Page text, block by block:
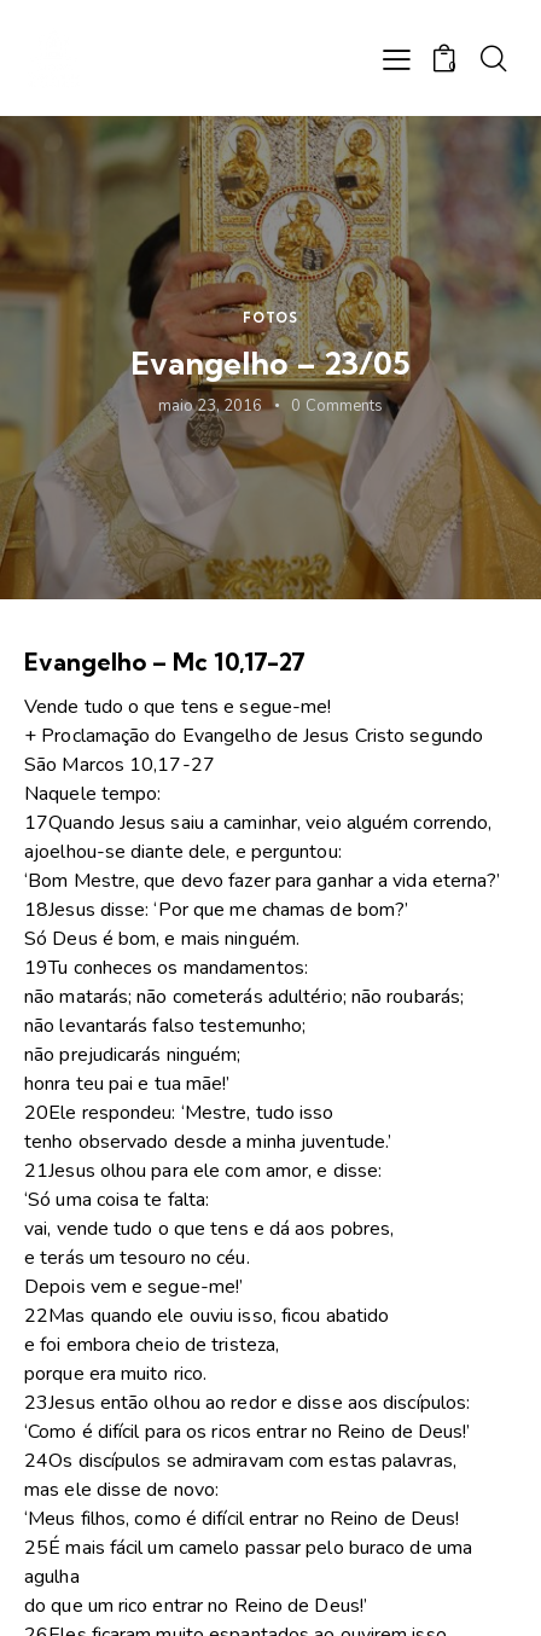
0
FOTOS
Evangelho – 23/05
maio 23, 2016 0 Comments
Evangelho – Mc 10,17-27
Vende tudo o que tens e segue-me!
+ Proclamação do Evangelho de Jesus Cristo segundo
São Marcos 10,17-27
Naquele tempo:
17Quando Jesus saiu a caminhar, veio alguém correndo,
ajoelhou-se diante dele, e perguntou:
‘Bom Mestre, que devo fazer para ganhar a vida eterna?’
18Jesus disse: ‘Por que me chamas de bom?’
Só Deus é bom, e mais ninguém.
19Tu conheces os mandamentos:
não matarás; não cometerás adultério; não roubarás;
não levantarás falso testemunho;
não prejudicarás ninguém;
honra teu pai e tua mãe!’
20Ele respondeu: ‘Mestre, tudo isso
tenho observado desde a minha juventude.’
21Jesus olhou para ele com amor, e disse:
‘Só uma coisa te falta:
vai, vende tudo o que tens e dá aos pobres,
e terás um tesouro no céu.
Depois vem e segue-me!’
22Mas quando ele ouviu isso, ficou abatido
e foi embora cheio de tristeza,
porque era muito rico.
23Jesus então olhou ao redor e disse aos discípulos:
‘Como é difícil para os ricos entrar no Reino de Deus!’
24Os discípulos se admiravam com estas palavras,
mas ele disse de novo:
‘Meus filhos, como é difícil entrar no Reino de Deus!
25É mais fácil um camelo passar pelo buraco de uma
agulha
do que um rico entrar no Reino de Deus!’